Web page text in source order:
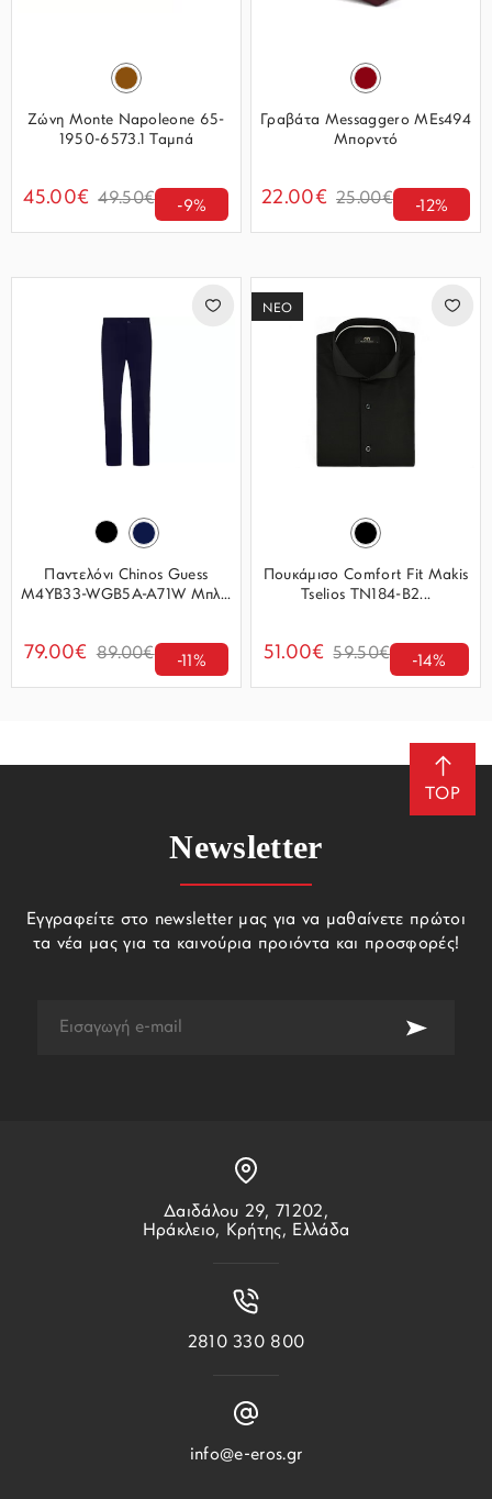
Ζώνη Monte Napoleone 65-
1950-6573.1 Ταμπά
45.00€ 49.50€ -9%
Γραβάτα Messaggero MEs494
Μπορντό
22.00€ 25.00€ -12%
Παντελόνι Chinos Guess
M4YB33-WGB5A-A71W Μπλ...
79.00€ 89.00€ -11%
ΝΕΟ
Πουκάμισο Comfort Fit Makis
Tselios TN184-B2...
51.00€ 59.50€ -14%
TOP
Δαιδάλου 29, 71202,
Ηράκλειο, Κρήτης, Ελλάδα
2810 330 800
info@e-eros.gr
Newsletter
Εγγραφείτε στο newsletter μας για να μαθαίνετε πρώτοι
τα νέα μας για τα καινούρια προιόντα και προσφορές!